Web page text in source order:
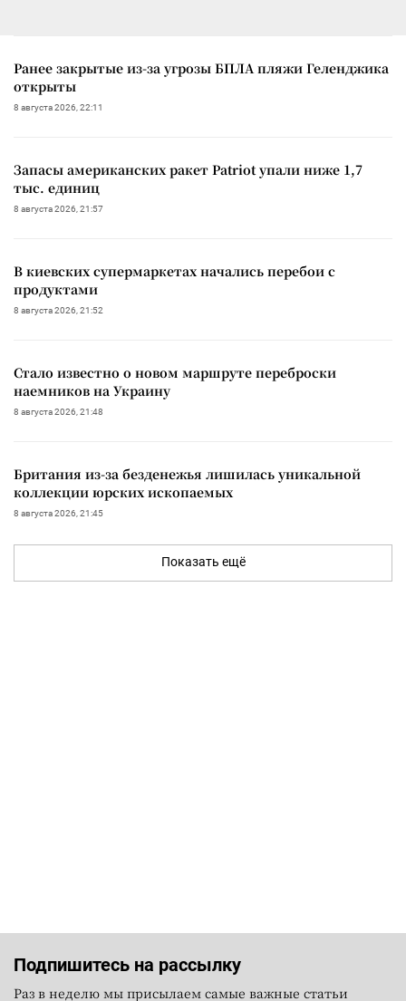
Ранее закрытые из-за угрозы БПЛА пляжи Геленджика
открыты
8 августа 2026, 22:11
Запасы американских ракет Patriot упали ниже 1,7
тыс. единиц
8 августа 2026, 21:57
В киевских супермаркетах начались перебои с
продуктами
8 августа 2026, 21:52
Стало известно о новом маршруте переброски
наемников на Украину
8 августа 2026, 21:48
Британия из-за безденежья лишилась уникальной
коллекции юрских ископаемых
8 августа 2026, 21:45
Показать ещё
Подпишитесь на рассылку
Раз в неделю мы присылаем самые важные статьи